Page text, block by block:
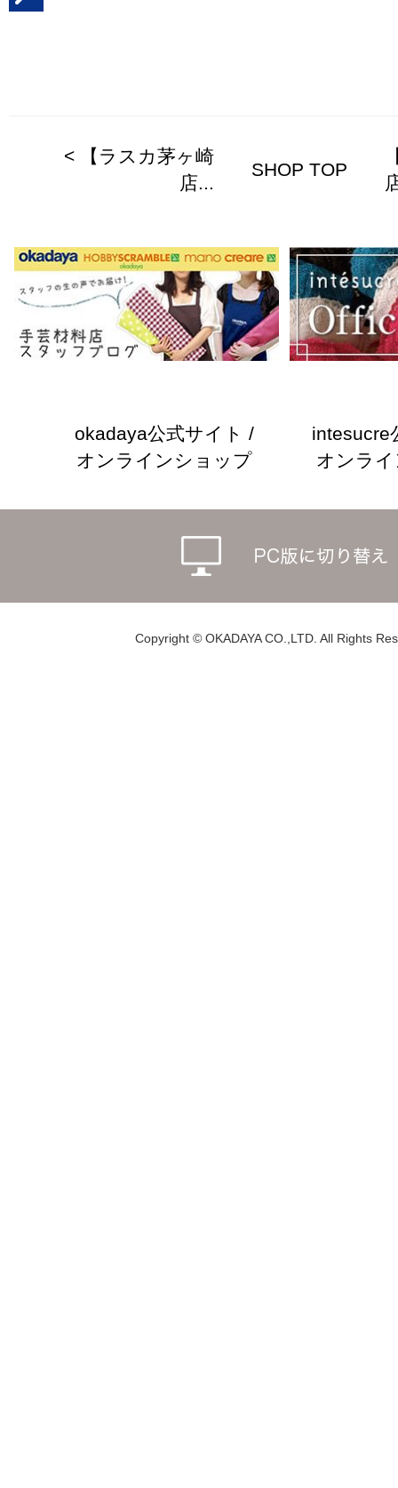
< 【ラスカ茅ヶ崎
店...
SHOP TOP
okadaya公式サイト /
オンラインショップ
intesucre
オンラ
Copyright © OKADAYA CO.,LTD. All Rights